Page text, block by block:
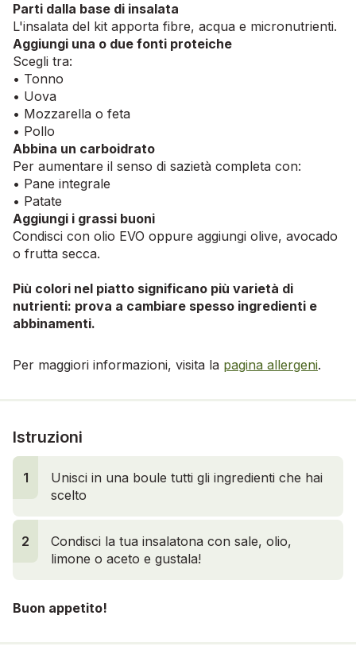
Parti dalla base di insalata
L'insalata del kit apporta fibre, acqua e micronutrienti.
Aggiungi una o due fonti proteiche
Scegli tra:
• Tonno
• Uova
• Mozzarella o feta
• Pollo
Abbina un carboidrato
Per aumentare il senso di sazietà completa con:
• Pane integrale
• Patate
Aggiungi i grassi buoni
Condisci con olio EVO oppure aggiungi olive, avocado
o frutta secca.
Più colori nel piatto significano più varietà di
nutrienti: prova a cambiare spesso ingredienti e
abbinamenti.
Per maggiori informazioni, visita la pagina allergeni.
Istruzioni
1
Unisci in una boule tutti gli ingredienti che hai
scelto
2
Condisci la tua insalatona con sale, olio,
limone o aceto e gustala!
Buon appetito!